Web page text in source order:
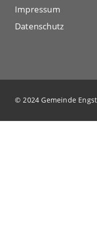
Impressum
Datenschutz
© 2024 Gemeinde